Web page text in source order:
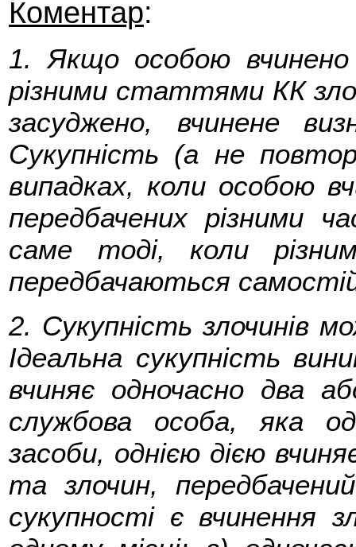
Коментар:
1. Якщо особою вчинено
різними статтями КК
засуджено, вчинене
Сукупність (а не
випадках, коли особою
передбачених різними
саме тоді, коли
передбачаються
2. Сукупність злочинів
Ідеальна сукупність
вчиняє одночасно два
службова особа, яка
засоби, однією дією
та злочин,
сукупності є вчинення